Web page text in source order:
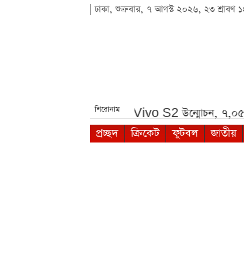
| ঢাকা, শুক্রবার, ৭ আগস্ট ২০২৬, ২৩ শ্রাবণ
শিরোনাম
Vivo S2 উন্মোচন, ৭,০৫০mAh
প্রচ্ছদ
ক্রিকেট ফুটবল জাতীয়